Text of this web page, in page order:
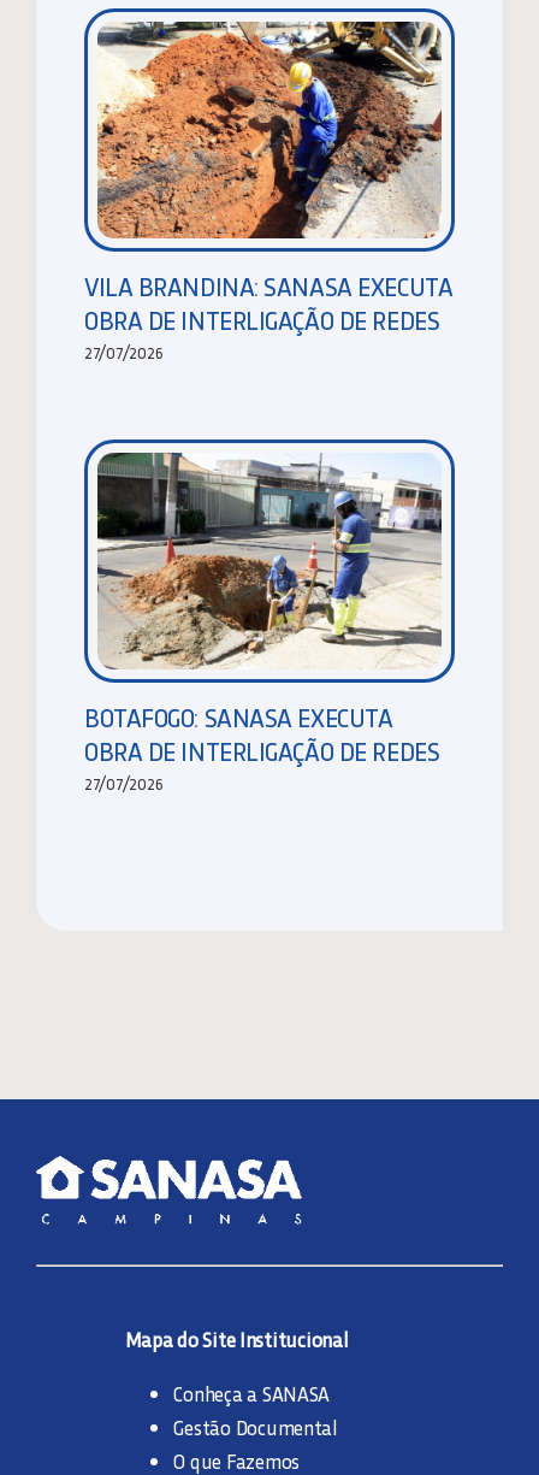
VILA BRANDINA: SANASA EXECUTA
OBRA DE INTERLIGAÇÃO DE REDES
27/07/2026
BOTAFOGO: SANASA EXECUTA
OBRA DE INTERLIGAÇÃO DE REDES
27/07/2026
Mapa do Site Institucional
Conheça a SANASA
Gestão Documental
O que Fazemos